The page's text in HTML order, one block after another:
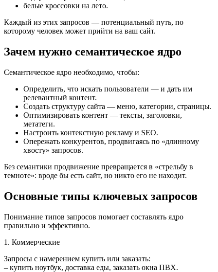
белые кроссовки на лето.
Каждый из этих запросов — потенциальный путь, по
которому человек может прийти на ваш сайт.
Зачем нужно семантическое ядро
Семантическое ядро необходимо, чтобы:
Определить, что искать пользователи — и дать им
релевантный контент.
Создать структуру сайта — меню, категории, страницы.
Оптимизировать контент — тексты, заголовки,
метатеги.
Настроить контекстную рекламу и SEO.
Опережать конкурентов, продвигаясь по «длинному
хвосту» запросов.
Без семантики продвижение превращается в «стрельбу в
темноте»: вроде бы есть сайт, но никто его не находит.
Основные типы ключевых запросов
Понимание типов запросов помогает составлять ядро
правильно и эффективно.
1. Коммерческие
Запросы с намерением купить или заказать:
– купить ноутбук, доставка еды, заказать окна ПВХ.